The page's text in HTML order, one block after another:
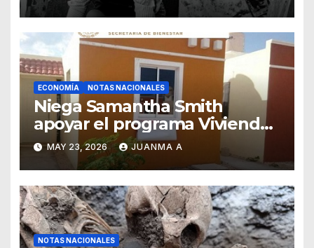
ECONOMÍA NOTAS NACIONALES
Niega Samantha Smith
apoyar el programa Vivienda
para el Bienestar
MAY 23, 2026 JUANMA A
NOTAS NACIONALES